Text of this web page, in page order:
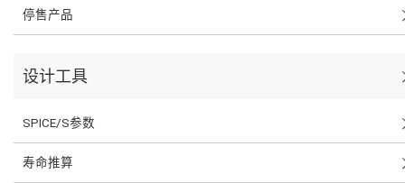
停售产品
设计工具
SPICE/S参数
寿命推算